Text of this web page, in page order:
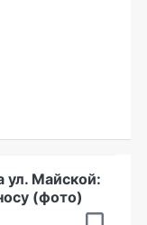
ул. Майской:
(фото)